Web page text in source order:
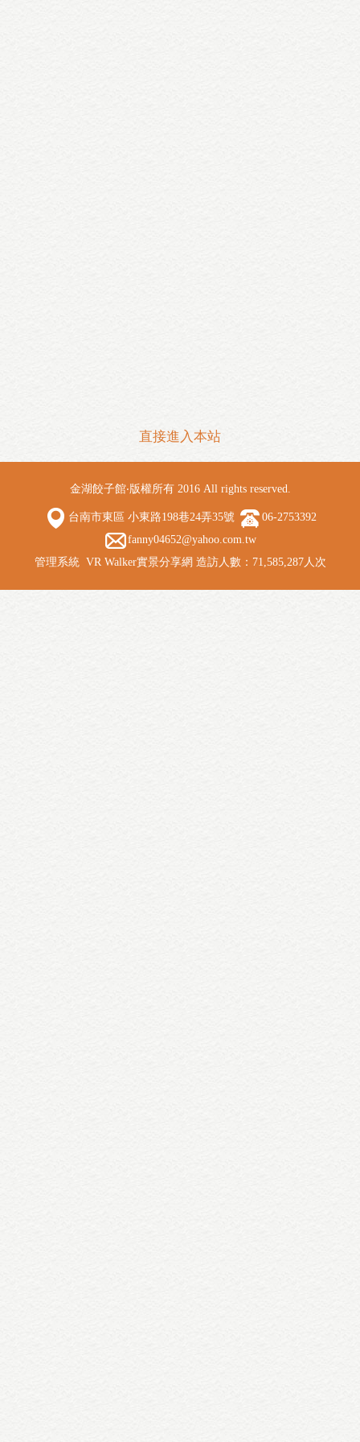
直接進入本站
金湖餃子館‧版權所有 2016 All rights reserved.
台南市東區 小東路198巷24弄35號
06-2753392
fanny04652@yahoo.com.tw
管理系統 VR Walker實景分享網 造訪人數：71,585,287人次